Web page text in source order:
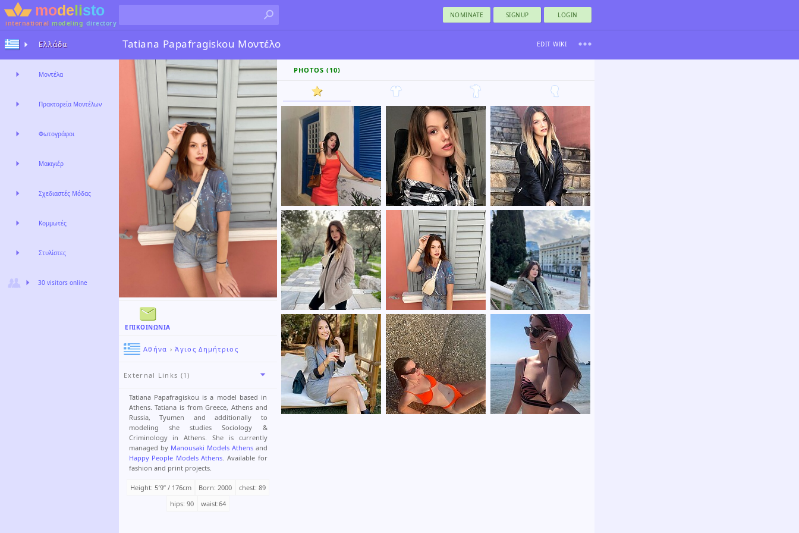
international modeling directory
NOMINATE SIGNUP LOGIN
Tatiana Papafragiskou Μοντέλο EDIT WIKI
ΕΠΙΚΟΙΝΩΝΊΑ
Αθήνα ›Άγιος Δημήτριος
External Links (1)
Tatiana Papafragiskou is a model based in
Athens. Tatiana is from Greece, Athens and
Russia, Tyumen and additionally to
modeling she studies Sociology &
Criminology in Athens. She is currently
managed by Manousaki Models Athensand
Happy People Models Athens . Available for
fashion and print projects.
Height: 5′9ʺ / 176cm Born: 2000
chest: 89
hips: 90
waist:64
PHOTOS (10)
Ελλάδα
Μοντέλα
Πρακτορεία Μοντέλων
Φωτογράφοι
Μακιγιέρ
Σχεδιαστές Μόδας
Κομμωτές
Στυλίστες
30 visitors online